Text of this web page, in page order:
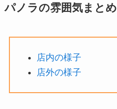
パノラの雰囲気まとめ
店内の様子
店外の様子